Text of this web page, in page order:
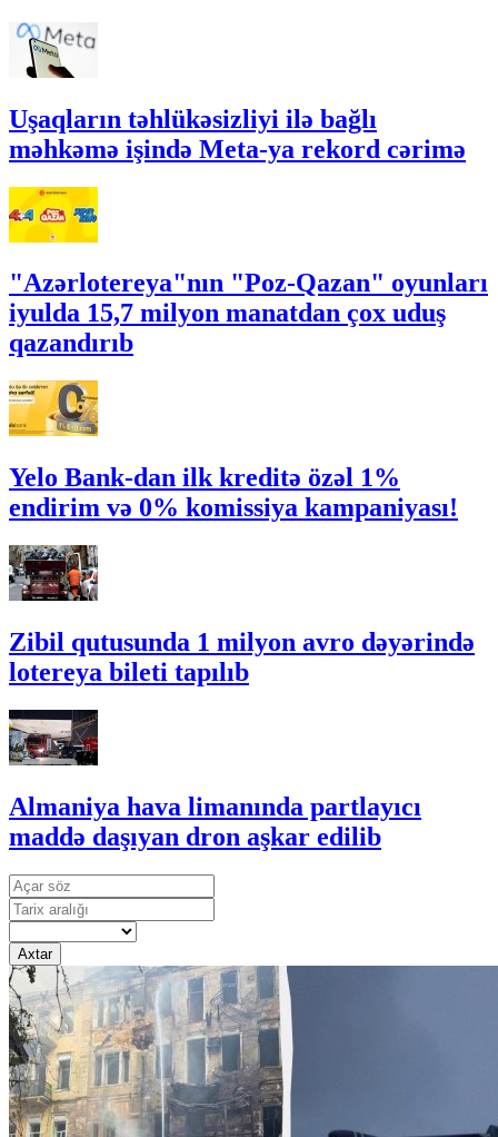
Uşaqların təhlükəsizliyi ilə bağlı
məhkəmə işində Meta-ya rekord cərimə
"Azərlotereya"nın "Poz-Qazan" oyunları
iyulda 15,7 milyon manatdan çox uduş
qazandırıb
Yelo Bank-dan ilk kreditə özəl 1%
endirim və 0% komissiya kampaniyası!
Zibil qutusunda 1 milyon avro dəyərində
lotereya bileti tapılıb
Almaniya hava limanında partlayıcı
maddə daşıyan dron aşkar edilib
Axtar